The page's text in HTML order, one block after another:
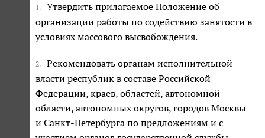
1.
Утвердить прилагаемое Положение об
организации работы по содействию занятости в
условиях массового высвобождения.
2.
Рекомендовать органам исполнительной
власти республик в составе Российской
Федерации, краев, областей, автономной
области, автономных округов, городов Москвы
и Санкт-Петербурга по предложениям и с